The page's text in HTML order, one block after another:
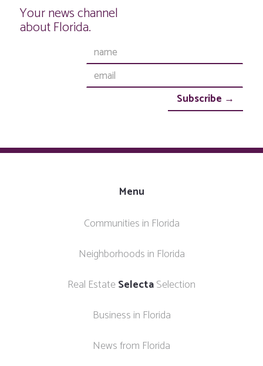
Menu
Communities in Florida
Neighborhoods in Florida
Real EstateSelectaSelection
Business in Florida
News from Florida
Your news channel
about Florida.